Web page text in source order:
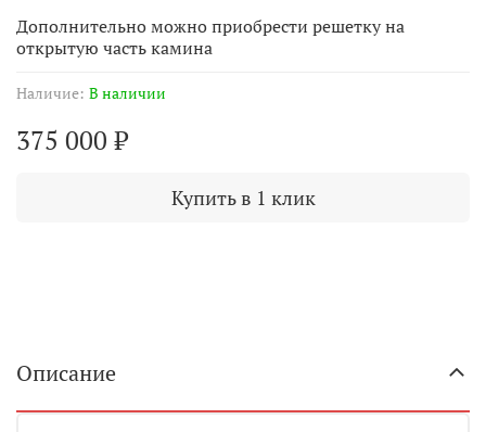
Наличие: В наличии
375 000 ₽
Купить в 1 клик
Дополнительно можно приобрести решетку на
открытую часть камина
Описание